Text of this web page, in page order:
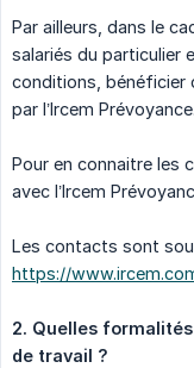
Par ailleurs, dans le
salariés du particulier
conditions, bénéficier
par l’Ircem Prévoyance.
Pour en connaitre les
avec l’Ircem
Les contacts sont
https://
2. Quelles
de travail ?